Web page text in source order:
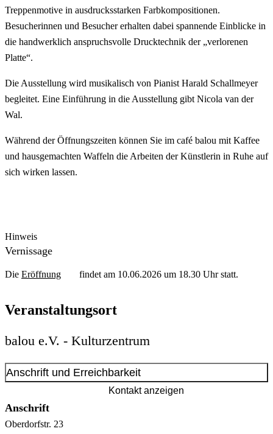
Treppenmotive in ausdrucksstarken Farbkompositionen.
Besucherinnen und Besucher erhalten dabei spannende Einblicke in
die handwerklich anspruchsvolle Drucktechnik der „verlorenen
Platte“.
Die Ausstellung wird musikalisch von Pianist Harald Schallmeyer
begleitet. Eine Einführung in die Ausstellung gibt Nicola van der
Wal.
Während der Öffnungszeiten können Sie im café balou mit Kaffee
und hausgemachten Waffeln die Arbeiten der Künstlerin in Ruhe auf
sich wirken lassen.
Hinweis
Vernissage
Die Eröffnung findet am 10.06.2026 um 18.30 Uhr statt.
Veranstaltungsort
balou e.V. - Kulturzentrum
Anschrift und Erreichbarkeit
Kontakt anzeigen
Anschrift
Oberdorfstr. 23